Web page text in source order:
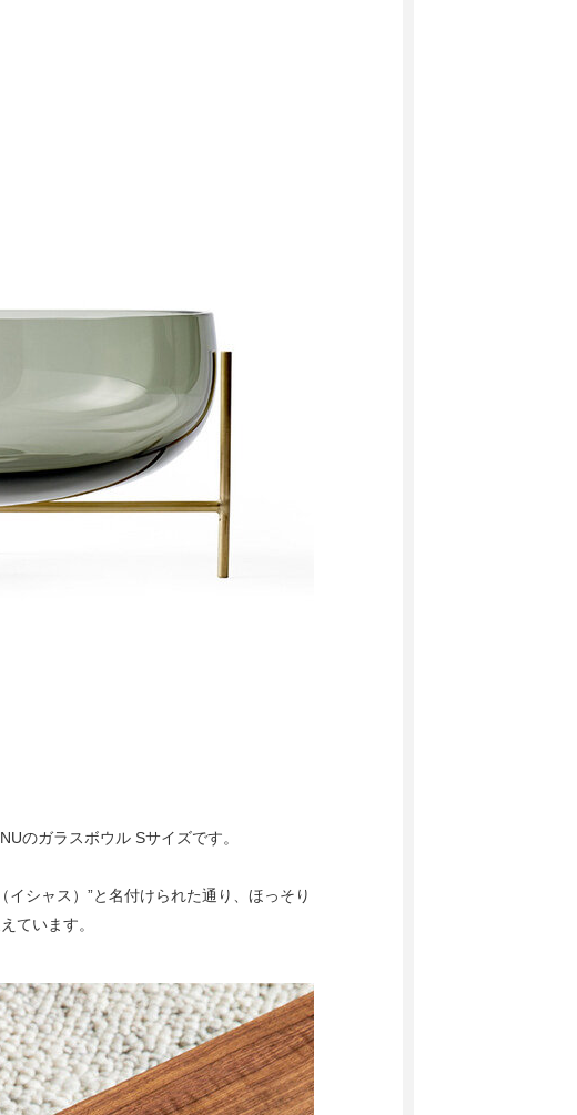
のガラスボウル Sサイズです。
シャス）”と名付けられた通り、ほっそり
ています。